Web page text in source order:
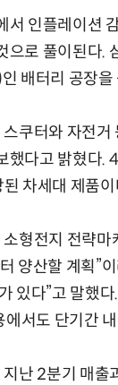
서 인플레이션
으로 풀이된다.
배터리 공장
스쿠터와 자전
했다고 밝혔다
차세대 제품이
형전지 전략
양산할 계획”
있다”고 말했
서도 단기간
지난 2분기 매